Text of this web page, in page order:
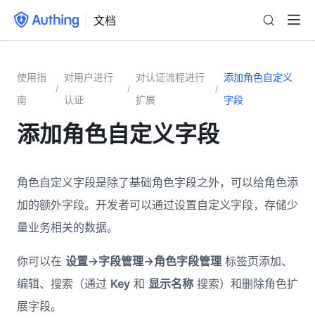
文档
使用指
南
/
对用户进行
认证
/
对认证流程进行
扩展
/
添加角色自定义
字段
添加角色自定义字段
角色自定义字段是除了基础角色字段之外，可以给角色添
加的额外字段。开发者可以通过设置自定义字段，存储少
量业务相关的数据。
你可以在 设置->字段管理->角色字段管理 标签页添加、
编辑、搜索（通过 Key 和 显示名称 搜索）和删除角色扩
展字段。